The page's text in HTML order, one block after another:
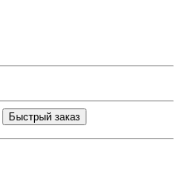
Быстрый заказ